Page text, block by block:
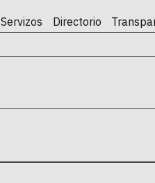
Servizos Directorio